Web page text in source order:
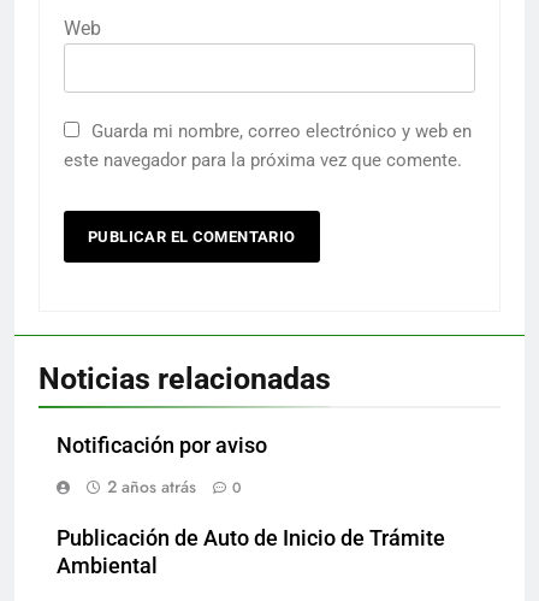
Web
Guarda mi nombre, correo electrónico y web en
este navegador para la próxima vez que comente.
Noticias relacionadas
Notificación por aviso
2 años atrás
0
Publicación de Auto de Inicio de Trámite
Ambiental